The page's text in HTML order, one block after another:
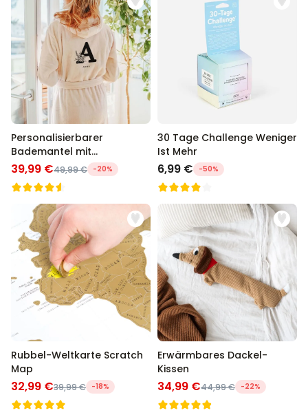
Personalisierbarer
Bademantel mit
Monogramm
39,99 €49,99 € -20%
30 Tage Challenge Weniger
Ist Mehr
6,99 € -50%
Rubbel-Weltkarte Scratch
Map
32,99 €39,99 € -18%
Erwärmbares Dackel-
Kissen
34,99 €44,99 € -22%